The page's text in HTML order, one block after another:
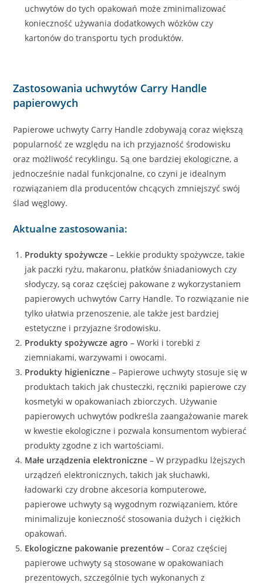
uchwytów do tych opakowań może zminimalizować
konieczność używania dodatkowych wózków czy
kartonów do transportu tych produktów.
Zastosowania uchwytów Carry Handle
papierowych
Papierowe uchwyty Carry Handle zdobywają coraz większą
popularność ze względu na ich przyjazność środowisku
oraz możliwość recyklingu. Są one bardziej ekologiczne, a
jednocześnie nadal funkcjonalne, co czyni je idealnym
rozwiązaniem dla producentów chcących zmniejszyć swój
ślad węglowy.
Aktualne zastosowania:
Produkty spożywcze – Lekkie produkty spożywcze, takie
jak paczki ryżu, makaronu, płatków śniadaniowych czy
słodyczy, są coraz częściej pakowane z wykorzystaniem
papierowych uchwytów Carry Handle. To rozwiązanie nie
tylko ułatwia przenoszenie, ale także jest bardziej
estetyczne i przyjazne środowisku.
Produkty spożywcze agro – Worki i torebki z
ziemniakami, warzywami i owocami.
Produkty higieniczne – Papierowe uchwyty stosuje się w
produktach takich jak chusteczki, ręczniki papierowe czy
kosmetyki w opakowaniach zbiorczych. Używanie
papierowych uchwytów podkreśla zaangażowanie marek
w kwestie ekologiczne i pozwala konsumentom wybierać
produkty zgodne z ich wartościami.
Małe urządzenia elektroniczne – W przypadku lżejszych
urządzeń elektronicznych, takich jak słuchawki,
ładowarki czy drobne akcesoria komputerowe,
papierowe uchwyty są wygodnym rozwiązaniem, które
minimalizuje konieczność stosowania dużych i ciężkich
opakowań.
Ekologiczne pakowanie prezentów– Coraz częściej
papierowe uchwyty są stosowane w opakowaniach
prezentowych, szczególnie tych wykonanych z